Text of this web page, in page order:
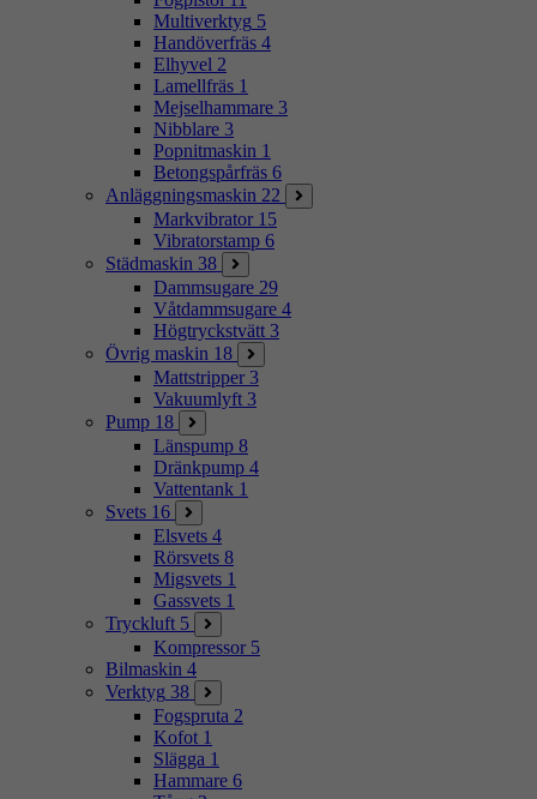
Multiverktyg 5
Handöverfräs 4
Elhyvel 2
Lamellfräs 1
Mejselhammare 3
Nibblare 3
Popnitmaskin 1
Betongspårfräs 6
Anläggningsmaskin 22
Markvibrator 15
Vibratorstamp 6
Städmaskin 38
Dammsugare 29
Våtdammsugare 4
Högtryckstvätt 3
Övrig maskin 18
Mattstripper 3
Vakuumlyft 3
Pump 18
Länspump 8
Dränkpump 4
Vattentank 1
Svets 16
Elsvets 4
Rörsvets 8
Migsvets 1
Gassvets 1
Tryckluft 5
Kompressor 5
Bilmaskin 4
Verktyg 38
Fogspruta 2
Kofot 1
Slägga 1
Hammare 6